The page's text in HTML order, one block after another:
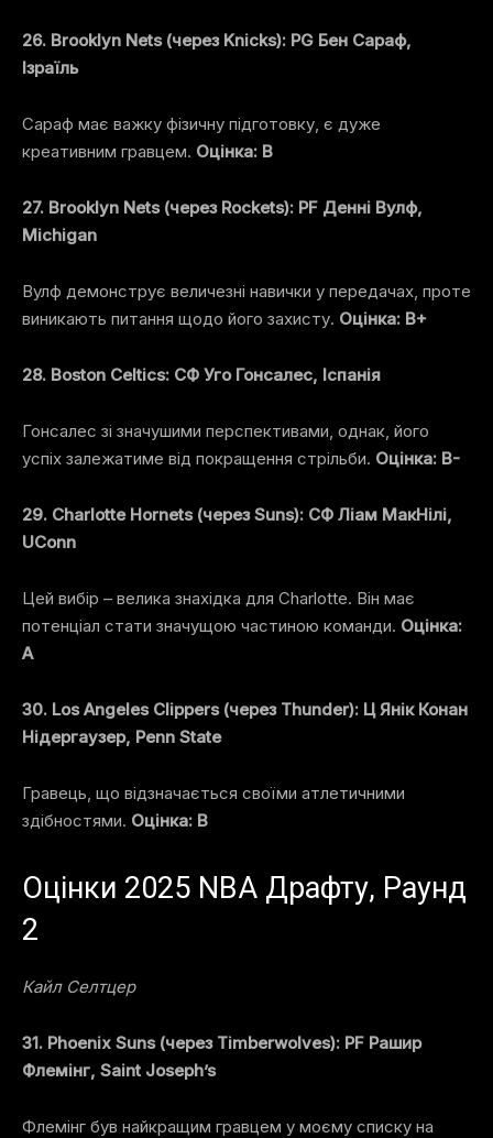
26. Brooklyn Nets (через Knicks): PG Бен Сараф,
Ізраїль
Сараф має важку фізичну підготовку, є дуже
креативним гравцем. Оцінка: B
27. Brooklyn Nets (через Rockets): PF Денні Вулф,
Michigan
Вулф демонструє величезні навички у передачах, проте
виникають питання щодо його захисту. Оцінка: B+
28. Boston Celtics: СФ Уго Гонсалес, Іспанія
Гонсалес зі значушими перспективами, однак, його
успіх залежатиме від покращення стрільби. Оцінка: B-
29. Charlotte Hornets (через Suns): СФ Ліам МакНілі,
UConn
Цей вибір – велика знахідка для Charlotte. Він має
потенціал стати значущою частиною команди. Оцінка:
A
30. Los Angeles Clippers (через Thunder): Ц Янік Конан
Нідергаузер, Penn State
Гравець, що відзначається своїми атлетичними
здібностями. Оцінка: B
Оцінки 2025 NBA Драфту, Раунд
2
Кайл Селтцер
31. Phoenix Suns (через Timberwolves): PF Рашир
Флемінг, Saint Joseph’s
Флемінг був найкращим гравцем у моєму списку на